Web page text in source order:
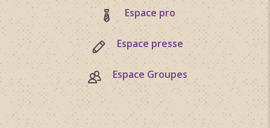
Espace pro
Espace presse
Espace Groupes